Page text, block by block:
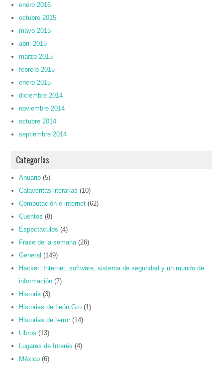
enero 2016
octubre 2015
mayo 2015
abril 2015
marzo 2015
febrero 2015
enero 2015
diciembre 2014
noviembre 2014
octubre 2014
septiembre 2014
Categorías
Anuario (5)
Calaveritas literarias (10)
Computación e internet (62)
Cuentos (8)
Espectáculos (4)
Frase de la semana (26)
General (149)
Hacker: Internet, software, sistema de seguridad y un mundo de
información (7)
Historia (3)
Historias de León Gto (1)
Historias de terror (14)
Libros (13)
Lugares de Interés (4)
México (6)